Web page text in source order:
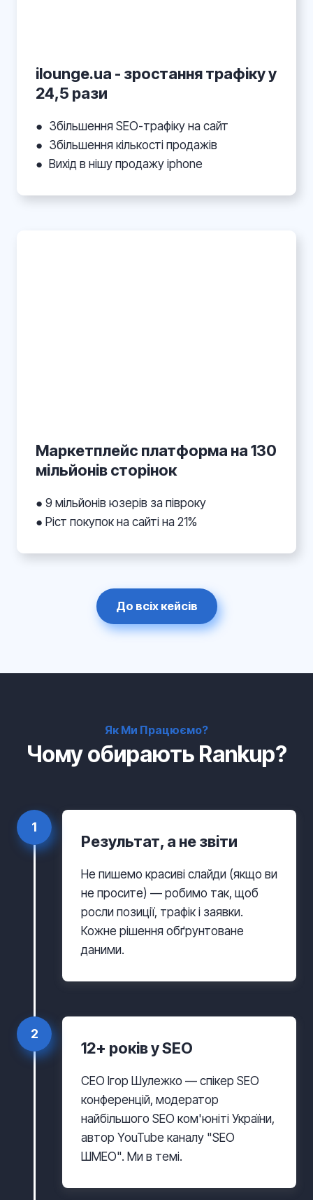
ilounge.ua - зростання трафіку у
24,5 рази
● Збільшення SEO-трафіку на сайт
● Збільшення кількості продажів
● Вихід в нішу продажу iphone
Маркетплейс платформа на 130
мільйонів сторінок
● 9 мільйонів юзерів за півроку
● Ріст покупок на сайті на 21%
До всіх кейсів
Як Ми Працюємо?
Чому обирають Rankup?
1
Результат, а не звіти
Не пишемо красиві слайди (якщо ви
не просите) — робимо так, щоб
росли позиції, трафік і заявки.
Кожне рішення обґрунтоване
даними.
2
12+ років у SEO
CEO Ігор Шулежко — спікер SEO
конференцій, модератор
найбільшого SEO ком'юніті України,
автор YouTube каналу "SEO
ШМЕО". Ми в темі.